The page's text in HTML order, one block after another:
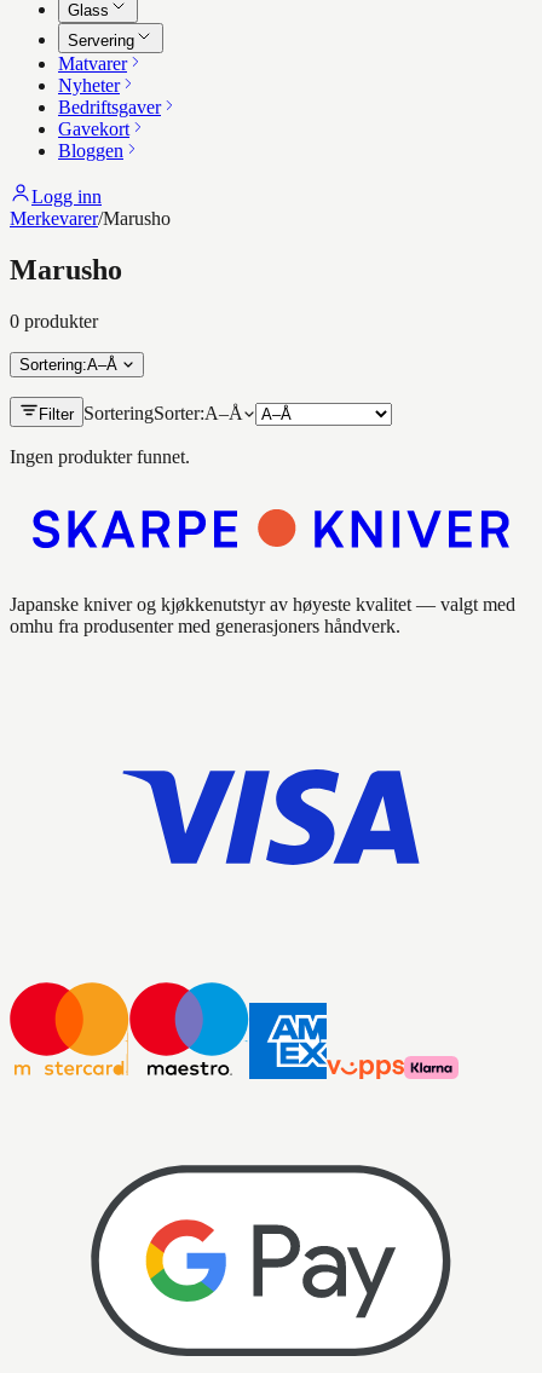
Glass
Servering
Matvarer
Nyheter
Bedriftsgaver
Gavekort
Bloggen
Logg inn
Merkevarer/Marusho
Marusho
0 produkter
Sortering:A–Å
Filter SorteringSorter:A–Å
Ingen produkter funnet.
Japanske kniver og kjøkkenutstyr av høyeste kvalitet — valgt med
omhu fra produsenter med generasjoners håndverk.